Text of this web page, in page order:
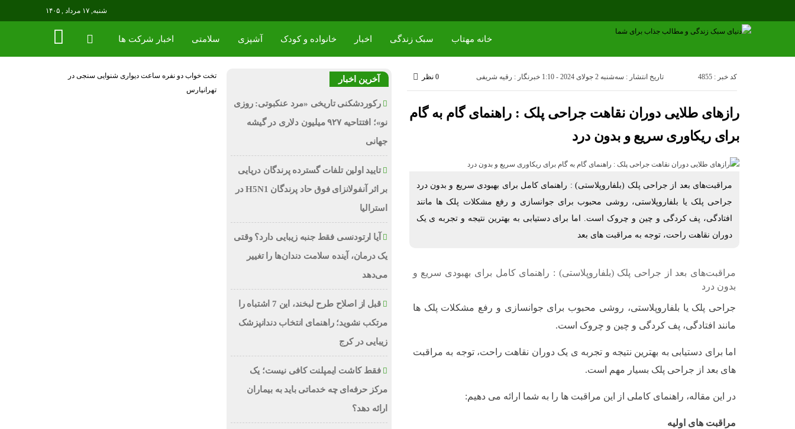
شنبه, ۱۷ مرداد , ۱۴۰۵
خانه مهتاب سبک زندگی اخبار خانواده و کودک آشپزی سلامتی اخبار شرکت ها
تاریخ انتشار : سه‌شنبه 2 جولای 2024 - 1:10 خبرنگار : رقیه شریفی کد خبر : 4855 0 نظر
رازهای طلایی دوران نقاهت جراحی پلک : راهنمای گام به گام
برای ریکاوری سریع و بدون درد
مراقبت‌های بعد از جراحی پلک (بلفاروپلاستی) : راهنمای کامل برای بهبودی سریع و بدون درد
جراحی پلک یا بلفاروپلاستی، روشی محبوب برای جوانسازی و رفع مشکلات پلک ها مانند
افتادگی، پف کردگی و چین و چروک است. اما برای دستیابی به بهترین نتیجه و تجربه ی یک
دوران نقاهت راحت، توجه به مراقبت های بعد
مراقبت‌های بعد از جراحی پلک (بلفاروپلاستی) : راهنمای کامل برای بهبودی سریع و
بدون درد
جراحی پلک یا بلفاروپلاستی، روشی محبوب برای جوانسازی و رفع مشکلات پلک ها
مانند افتادگی، پف کردگی و چین و چروک است.
اما برای دستیابی به بهترین نتیجه و تجربه ی یک دوران نقاهت راحت، توجه به مراقبت
های بعد از جراحی پلک بسیار مهم است.
در این مقاله، راهنمای کاملی از این مراقبت ها را به شما ارائه می دهیم:
مراقبت های اولیه
آخرین اخبار
رکوردشکنی تاریخی «مرد عنکبوتی: روزی
نو»؛ افتتاحیه ۹۲۷ میلیون دلاری در گیشه
جهانی
تایید اولین تلفات گسترده پرندگان دریایی
بر اثر آنفولانزای فوق حاد پرندگان H5N1 در
استرالیا
آیا ارتودنسی فقط جنبه زیبایی دارد؟ وقتی
یک درمان، آینده سلامت دندان‌ها را تغییر
می‌دهد
قبل از اصلاح طرح لبخند، این 7 اشتباه را
مرتکب نشوید؛ راهنمای انتخاب دندانپزشک
زیبایی در کرج
فقط کاشت ایمپلنت کافی نیست؛ یک
مرکز حرفه‌ای چه خدماتی باید به بیماران
ارائه دهد؟
تخت خواب دو نفرهساعت دیواریشنوایی سنجی در
تهرانپارس